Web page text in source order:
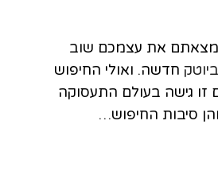
מצאתם את עצמכם שוב
חדשה. ואולי החיפוש
גישה בעולם התעסוקה
סיבות החיפוש…